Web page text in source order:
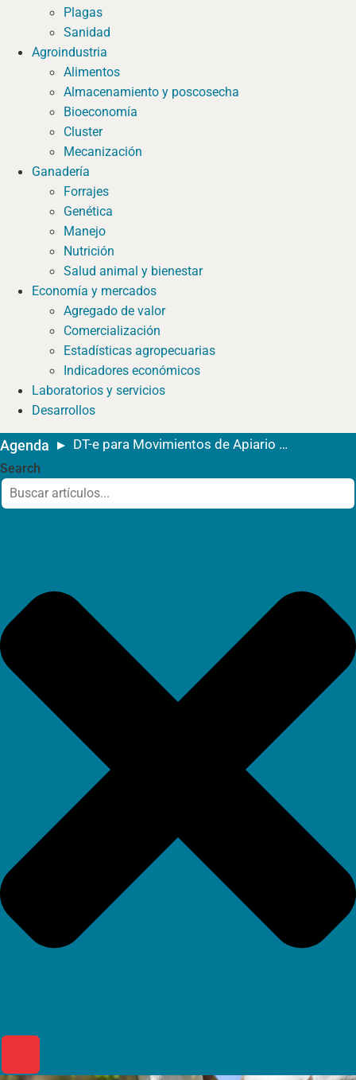
Plagas
Sanidad
Agroindustria
Alimentos
Almacenamiento y poscosecha
Bioeconomía
Cluster
Mecanización
Ganadería
Forrajes
Genética
Manejo
Nutrición
Salud animal y bienestar
Economía y mercados
Agregado de valor
Comercialización
Estadísticas agropecuarias
Indicadores económicos
Laboratorios y servicios
Desarrollos
Agenda DT-e para Movimientos de Apiario a Salas de Extracción
Search